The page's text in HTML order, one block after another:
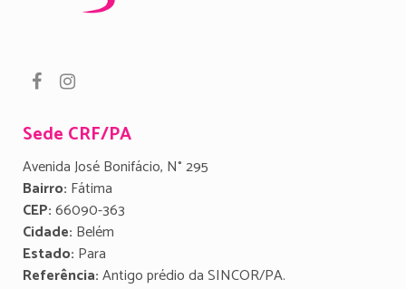
Sede CRF/PA
Avenida José Bonifácio, N° 295
Bairro: Fátima
CEP:66090-363
Cidade: Belém
Estado: Para
Referência:Antigo prédio da SINCOR/PA.